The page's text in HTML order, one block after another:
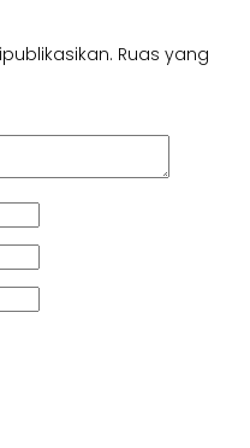
Ruas yang